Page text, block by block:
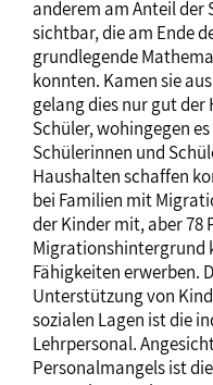
anderem am Anteil der
sichtbar, die am Ende
grundlegende
konnten. Kamen sie
gelang dies nur gut
Schüler, wohingegen
Schülerinnen und
Haushalten schaffen
bei Familien mit
der Kinder mit, aber 78
Migrationshintergrund
Fähigkeiten erwerben.
Unterstützung von
sozialen Lagen ist die
Lehrpersonal.
Personalmangels ist